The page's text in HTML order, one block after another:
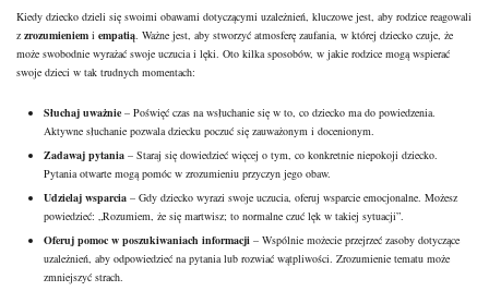
Kiedy dziecko dzieli się swoimi obawami dotyczącymi uzależnień, kluczowe jest, aby rodzice reagowali
z zrozumieniem i empatią . Ważne jest, aby stworzyć atmosferę zaufania, w której dziecko czuje, że
może swobodnie wyrażać swoje uczucia i lęki. Oto kilka sposobów, w jakie rodzice mogą wspierać
swoje dzieci w tak trudnych momentach:
Słuchaj uważnie – Poświęć czas na wsłuchanie się w to, co dziecko ma do powiedzenia.
Aktywne słuchanie pozwala dziecku poczuć się zauważonym i docenionym.
Zadawaj pytania – Staraj się dowiedzieć więcej o tym, co konkretnie niepokoji dziecko.
Pytania otwarte mogą pomóc w zrozumieniu przyczyn jego obaw.
Udzielaj wsparcia – Gdy dziecko wyrazi swoje uczucia, oferuj wsparcie emocjonalne. Możesz
powiedzieć: „Rozumiem, że się martwisz; to normalne czuć lęk w takiej sytuacji”.
Oferuj pomoc w poszukiwaniach informacji – Wspólnie możecie przejrzeć zasoby dotyczące
uzależnień, aby odpowiedzieć na pytania lub rozwiać wątpliwości. Zrozumienie tematu może
zmniejszyć strach.